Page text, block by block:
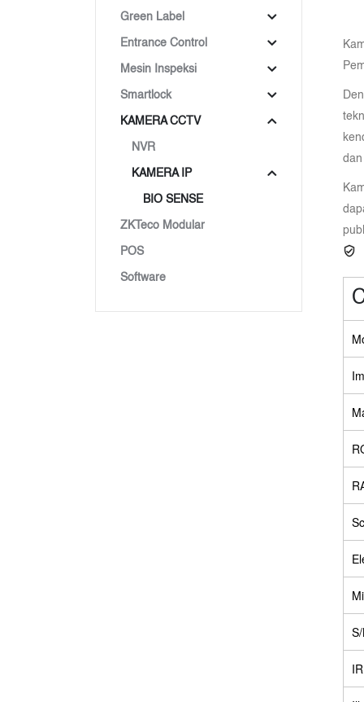
Green Label
Entrance Control
Mesin Inspeksi
Smartlock
KAMERA CCTV
NVR
KAMERA IP
BIO SENSE
ZKTeco Modular
POS
Software